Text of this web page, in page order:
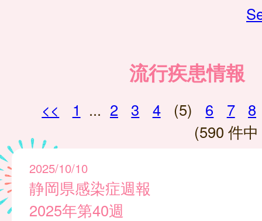
流行疾患情報
<< 1 ... 2 3 4 (5) 6 7
8
(590 件
2025/10/10
静岡県感染症週報
2025年第40週